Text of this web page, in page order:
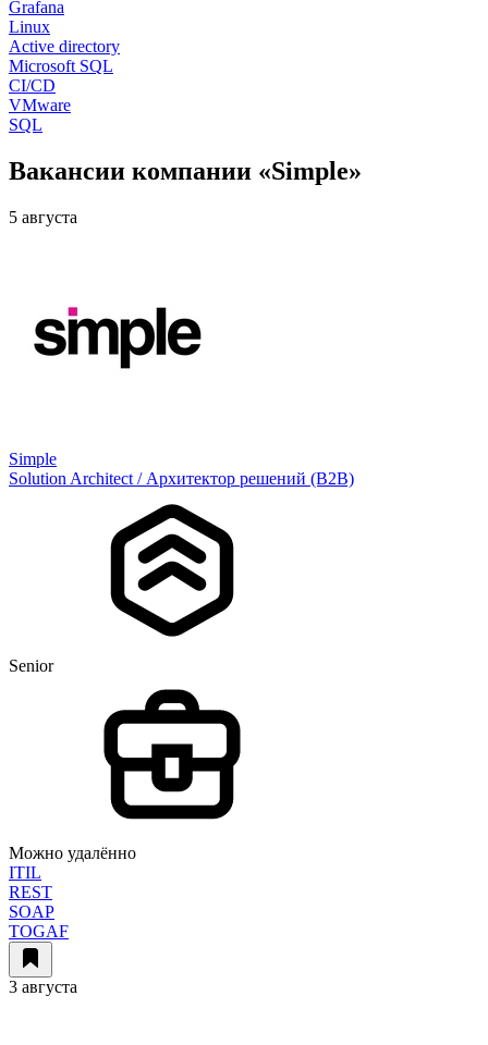
Grafana
Linux
Active directory
Microsoft SQL
CI/CD
VMware
SQL
Вакансии компании «Simple»
5 августа
Simple
Solution Architect / Архитектор решений (B2B)
Senior
Можно удалённо
ITIL
REST
SOAP
TOGAF
3 августа